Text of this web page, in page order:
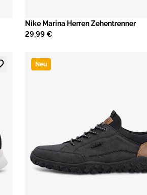
Nike Marina Herren Zehentrenner
29,99 €
Neu